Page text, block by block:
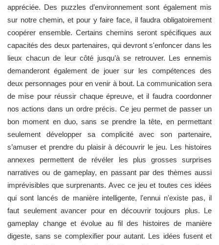
appréciée. Des puzzles d’environnement sont également mis
sur notre chemin, et pour y faire face, il faudra obligatoirement
coopérer ensemble. Certains chemins seront spécifiques aux
capacités des deux partenaires, qui devront s'enfoncer dans les
lieux chacun de leur côté jusqu’à se retrouver. Les ennemis
demanderont également de jouer sur les compétences des
deux personnages pour en venir à bout. La communication sera
de mise pour réussir chaque épreuve, et il faudra coordonner
nos actions dans un ordre précis. Ce jeu permet de passer un
bon moment en duo, sans se prendre la tête, en permettant
seulement développer sa complicité avec son partenaire,
s’amuser et prendre du plaisir à découvrir le jeu. Les histoires
annexes permettent de révéler les plus grosses surprises
narratives ou de gameplay, en passant par des thèmes aussi
imprévisibles que surprenants. Avec ce jeu et toutes ces idées
qui sont lancés de manière intelligente, l'ennui n'existe pas, il
faut seulement avancer pour en découvrir toujours plus. Le
gameplay change et évolue au fil des histoires de manière
digeste, sans se complexifier pour autant. Les idées fusent et